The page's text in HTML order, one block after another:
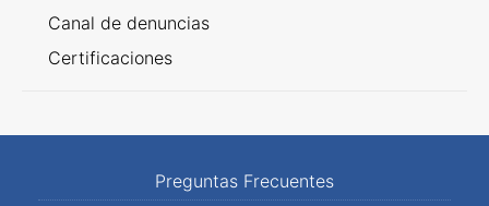
Canal de denuncias
Certificaciones
Preguntas Frecuentes